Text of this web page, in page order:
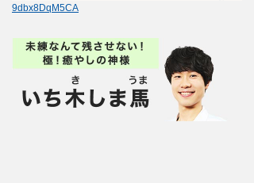
9dbx8DqM5CA